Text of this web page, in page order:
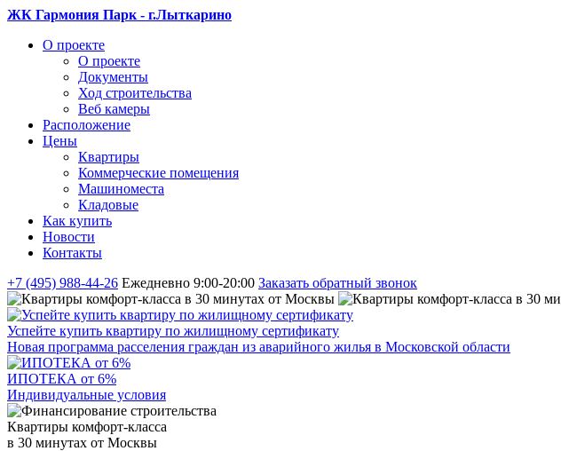
ЖК Гармония Парк - г.Лыткарино
О проекте
О проекте
Документы
Ход строительства
Веб камеры
Расположение
Цены
Квартиры
Коммерческие помещения
Машиноместа
Кладовые
Как купить
Новости
Контакты
+7 (495) 988-44-26 Ежедневно 9:00-20:00 Заказать обратный звонок
Успейте купить квартиру по жилищному сертификату
Новая программа расселения граждан из аварийного жилья в Московской области
ИПОТЕКА от 6%
Индивидуальные условия
Квартиры комфорт-класса
в 30 минутах от Москвы